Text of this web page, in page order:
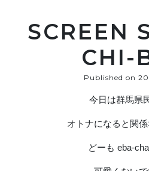
SCREEN
CHI-
Published on
今日は群馬県
オトナになると関係
どーも eba-